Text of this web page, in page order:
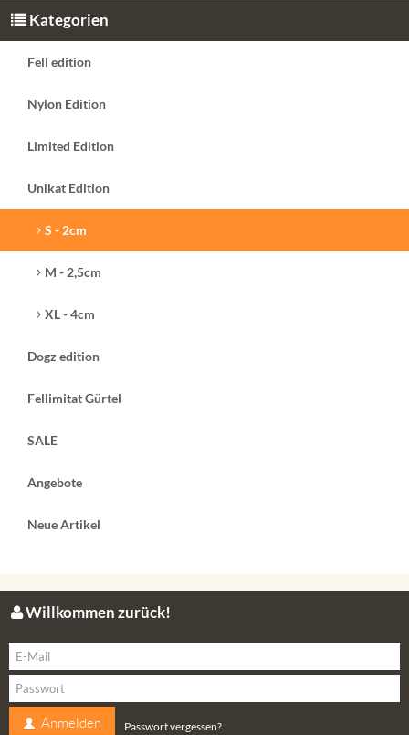
Kategorien
Fell edition
Nylon Edition
Limited Edition
Unikat Edition
S - 2cm
M - 2,5cm
XL - 4cm
Dogz edition
Fellimitat Gürtel
SALE
Angebote
Neue Artikel
Willkommen zurück!
Anmelden Passwort vergessen?